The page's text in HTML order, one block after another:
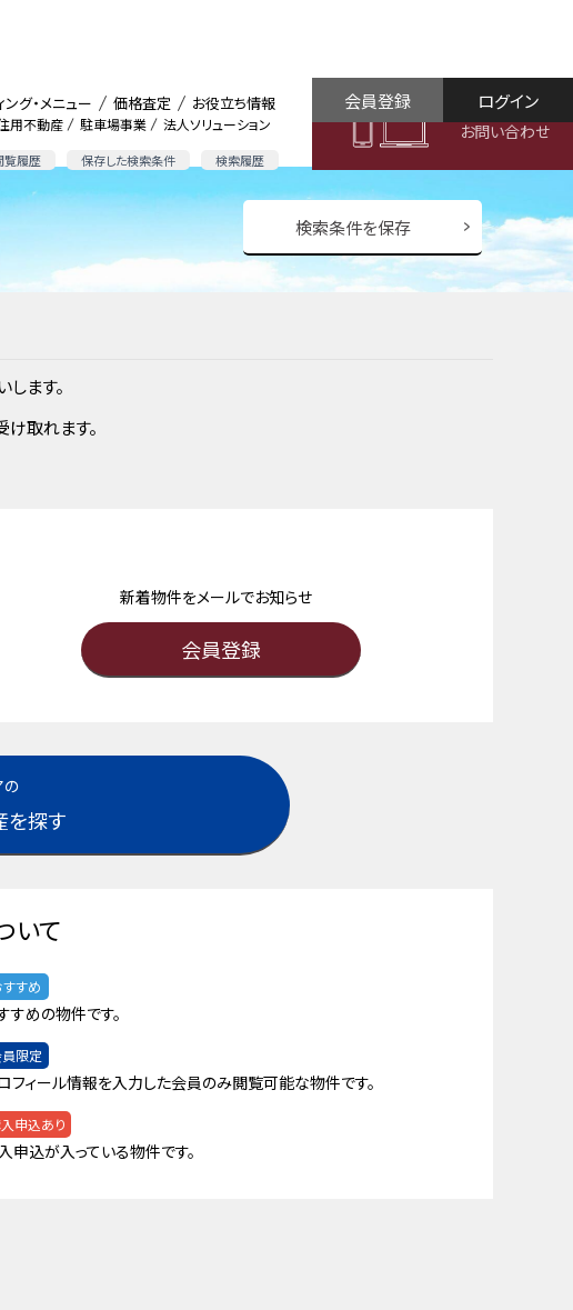
用不動産 駐車場事業 法人ソリューション
覧履歴 保存した検索条件 検索履歴
グ・メニュー 価格査定 お役立ち情報
お問い合わせ
ログイン
会員登録
検索条件を保存
ます。
取れます。
新着物件をメールでお知らせ
会員登録
の
を探す
いて
すすめ
すめの物件です。
限定
フィール情報を入力した会員のみ閲覧可能な物件です。
申込あり
申込が入っている物件です。